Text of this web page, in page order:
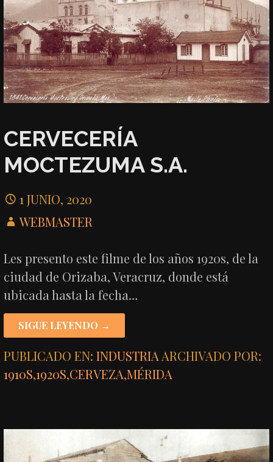
CERVECERÍA
MOCTEZUMA S.A.
1 JUNIO, 2020
WEBMASTER
Les presento este filme de los años 1920s, de la
ciudad de Orizaba, Veracruz, donde está
ubicada hasta la fecha…
SIGUE LEYENDO →
PUBLICADO EN:INDUSTRIA ARCHIVADO POR:
1910S,1920S,CERVEZA,MÉRIDA